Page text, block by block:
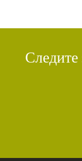
Следите